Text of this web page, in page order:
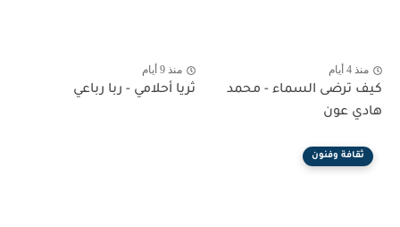
منذ 4 أيام
كيف ترضى السماء - محمد
هادي عون
منذ 9 أيام
ثريا أحلامي - ربا رباعي
ثقافة وفنون